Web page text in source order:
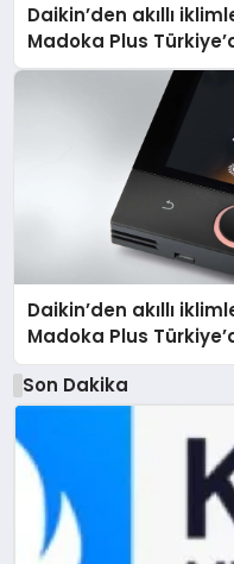
Daikin’den akıllı
Madoka Plus
Daikin’den akıllı
Madoka Plus
Son Dakika